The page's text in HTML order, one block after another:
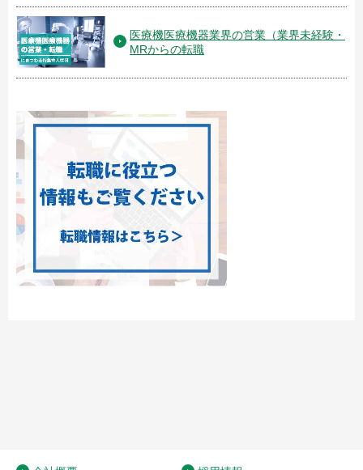
医療機医療機器業界の営業（業界未経験・
MRからの転職